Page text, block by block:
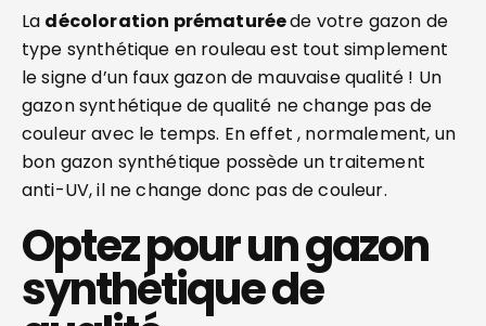
La décoloration prématuréede votre gazon de
type synthétique en rouleau est tout simplement
le signe d’un faux gazon de mauvaise qualité ! Un
gazon synthétique de qualité ne change pas de
couleur avec le temps. En effet , normalement, un
bon gazon synthétique possède un traitement
anti-UV, il ne change donc pas de couleur.
Optez pour un gazon
synthétique de